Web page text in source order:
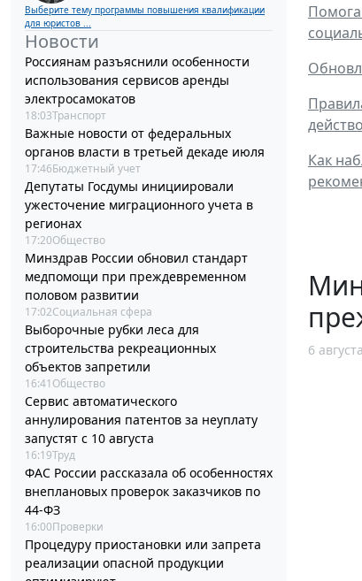
Выберите тему программы повышения квалификации
для юристов ...
Новости
Россиянам разъяснили особенности
использования сервисов аренды
электросамокатов
18:03Транспорт
Важные новости от федеральных
органов власти в третьей декаде июля
17:46Бюджетный учет
Депутаты Госдумы инициировали
ужесточение миграционного учета в
регионах
17:20Общество
Минздрав России обновил стандарт
медпомощи при преждевременном
половом развитии
17:02Социальная сфера
Выборочные рубки леса для
строительства рекреационных
объектов запретили
16:41 Общество
Сервис автоматического
аннулирования патентов за неуплату
запустят с 10 августа
16:19Труд
ФАС России рассказала об особенностях
внеплановых проверок заказчиков по
44-ФЗ
16:00Проверки
Процедуру приостановки или запрета
реализации опасной продукции
Как
6